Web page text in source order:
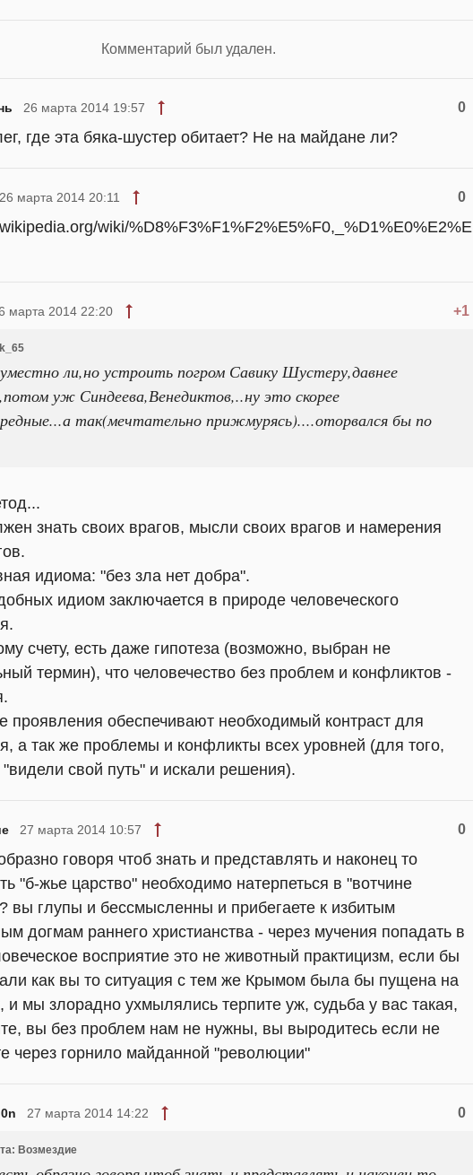
Комментарий был удален.
0
26 марта 2014 19:57
где эта бяка-шустер обитает? Не на майдане ли?
0
26 марта 2014 20:11
wiki/%D8%F3%F1%F2%E5%F0,_%D1%E0%E2%E
+1
марта 2014 22:20
ли,но устроить погром Савику Шустеру,давнее
уж Синдеева,Венедиктов,..ну это скорее
так(мечтательно прижмурясь)....оторвался бы по
знать своих врагов, мысли своих врагов и намерения
идиома: "без зла нет добра".
идиом заключается в природе человеческого
счету, есть даже гипотеза (возможно, выбран не
термин), что человечество без проблем и конфликтов -
проявления обеспечивают необходимый контраст для
а так же проблемы и конфликты всех уровней (для того,
свой путь" и искали решения).
0
27 марта 2014 10:57
говоря чтоб знать и представлять и наконец то
"б-жье царство" необходимо натерпеться в "вотчине
вы глупы и бессмысленны и прибегаете к избитым
догмам раннего христианства - через мучения попадать в
восприятие это не животный практицизм, если бы
как вы то ситуация с тем же Крымом была бы пущена на
и мы злорадно ухмылялись терпите уж, судьба у вас такая,
вы без проблем нам не нужны, вы выродитесь если не
через горнило майданной "революции"
0
27 марта 2014 14:22
Возмездие